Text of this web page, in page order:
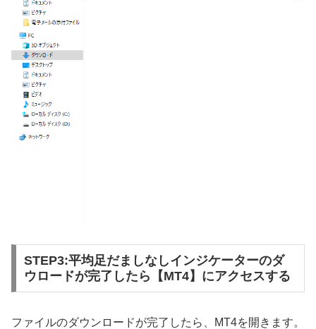
STEP3:平均足だましなしインジケーターのダ
ウロードが完了したら【MT4】にアクセスする
ファイルのダウンロードが完了したら、MT4を開きます。